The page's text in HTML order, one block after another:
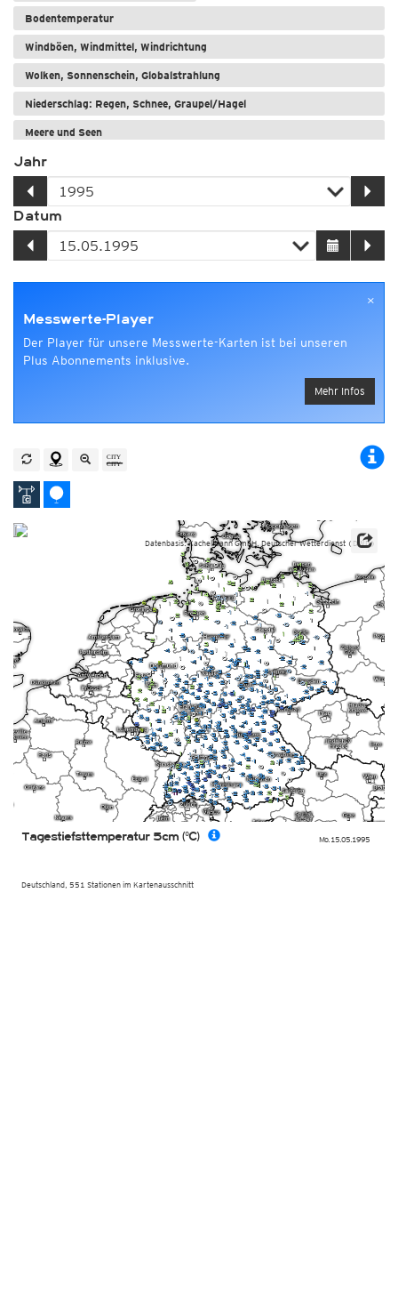
Bodentemperatur
Windböen, Windmittel, Windrichtung
Wolken, Sonnenschein, Globalstrahlung
Niederschlag: Regen, Schnee, Graupel/Hagel
Meere und Seen
Jahr
Datum
×
Messwerte-Player
Der Player für unsere Messwerte-Karten ist bei unseren
Plus Abonnements inklusive.
Mehr Infos
Mo. 15.05.1995
Deutschland, 551 Stationen im Kartenausschnitt
Tagestiefsttemperatur 5cm (°C)
Datenbasis: Kachelmann GmbH, Deutscher Wetterdienst (DWD)